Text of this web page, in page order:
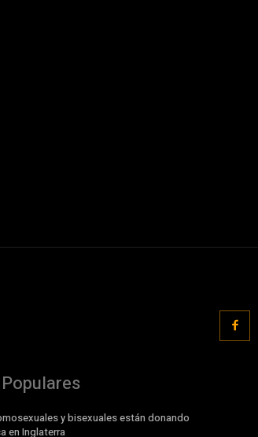
y bisexuales están donando
en Inglaterra